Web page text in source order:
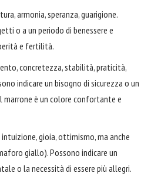
armonia, speranza, guarigione.
o a un periodo di benessere e
e fertilità.
concretezza, stabilità, praticità,
indicare un bisogno di sicurezza o un
marrone è un colore confortante e
gioia, ottimismo, ma anche
giallo). Possono indicare un
o la necessità di essere più allegri.